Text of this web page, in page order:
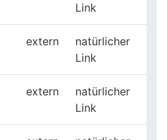
Link
extern
natürlicher
Link
extern
natürlicher
Link